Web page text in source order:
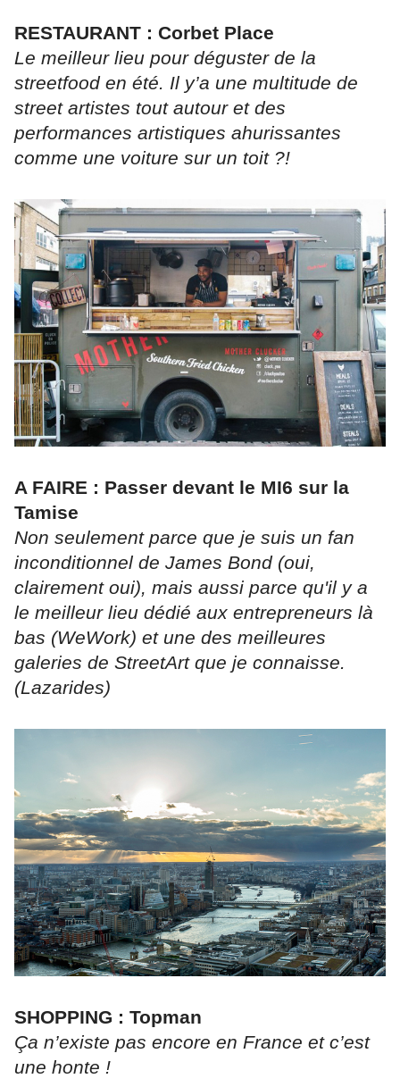
RESTAURANT : Corbet Place
Le meilleur lieu pour déguster de la
streetfood en été. Il y’a une multitude de
street artistes tout autour et des
performances artistiques ahurissantes
comme une voiture sur un toit ?!
A FAIRE : Passer devant le MI6 sur la
Tamise
Non seulement parce que je suis un fan
inconditionnel de James Bond (oui,
clairement oui), mais aussi parce qu'il y a
le meilleur lieu dédié aux entrepreneurs là
bas (WeWork) et une des meilleures
galeries de StreetArt que je connaisse.
(Lazarides)
SHOPPING : Topman
Ça n’existe pas encore en France et c’est
une honte !